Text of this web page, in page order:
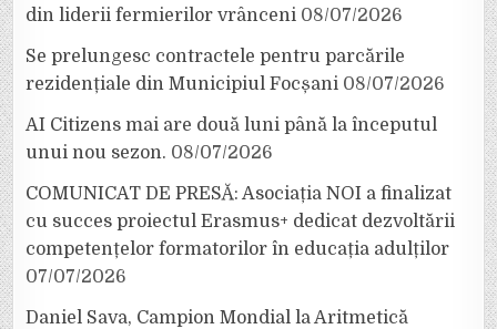
din liderii fermierilor vrânceni 08/07/2026
Se prelungesc contractele pentru parcările
rezidențiale din Municipiul Focșani 08/07/2026
AI Citizens mai are două luni până la începutul
unui nou sezon. 08/07/2026
COMUNICAT DE PRESĂ: Asociația NOI a finalizat
cu succes proiectul Erasmus+ dedicat dezvoltării
competențelor formatorilor în educația adulților
07/07/2026
Daniel Sava, Campion Mondial la Aritmetică